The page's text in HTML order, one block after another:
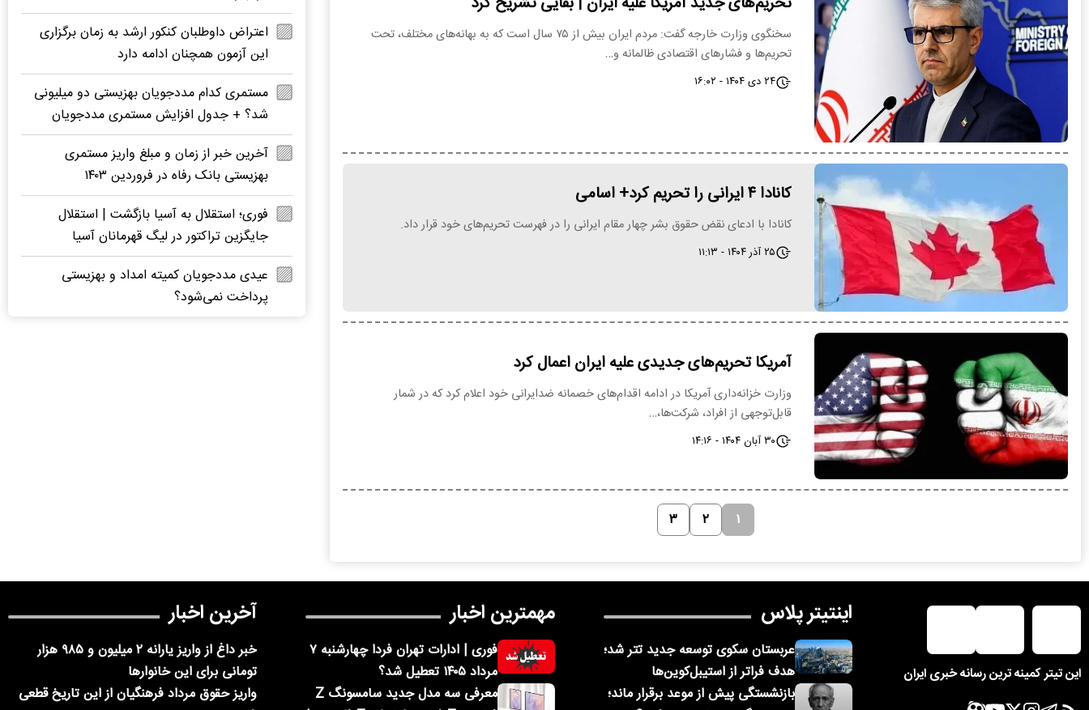
سخنگوی وزارت خارجه گفت: مردم ایران بیش از ۷۵ سال است که به بهانه‌های مختلف، تحت
تحریم‌ها و فشارهای اقتصادی ظالمانه و…
۲۴ دی ۱۴۰۴ - ۱۶:۰۲
کانادا ۴ ایرانی را تحریم‌ کرد+ اسامی
کانادا با ادعای نقض حقوق بشر چهار مقام ایرانی را در فهرست تحریم‌های خود قرار داد.
۲۵ آذر ۱۴۰۴ - ۱۱:۱۳
آمریکا تحریم‌های جدیدی علیه ایران اعمال کرد
وزارت خزانه‌داری آمریکا در ادامه اقدام‌های خصمانه ضدایرانی خود اعلام کرد که در شمار
قابل‌توجهی از افراد، شرکت‌ها،…
۳۰ آبان ۱۴۰۴ - ۱۴:۱۶
۱ ۲ ۳
اعتراض داوطلبان کنکور ارشد به زمان برگزاری
این آزمون همچنان ادامه دارد
مستمری کدام مددجویان بهزیستی دو میلیونی
شد؟ + جدول افزایش مستمری مددجویان
آخرین خبر از زمان و مبلغ واریز مستمری
بهزیستی بانک رفاه در فروردین ۱۴۰۳
فوری؛ استقلال به آسیا بازگشت | استقلال
جایگزین تراکتور در لیگ قهرمانان آسیا
عیدی مددجویان کمیته امداد و بهزیستی
پرداخت نمی‌شود؟
این تیتر کمینه ترین رسانه خبری ایران
اینتیتر پلاس
عربستان سکوی توسعه جدید تتر شد؛
هدف فراتر از استیبل‌کوین‌ها
بازنشستگی پیش از موعد برقرار ماند؛
مهمترین اخبار
فوری | ادارات تهران فردا چهارشنبه ۷
مرداد ۱۴۰۵ تعطیل شد؟
معرفی سه مدل جدید سامسونگ Z
آخرین اخبار
خبر داغ از واریز یارانه ۲ میلیون و ۹۸۵ هزار
تومانی برای این خانوارها
واریز حقوق مرداد فرهنگیان از این تاریخ قطعی